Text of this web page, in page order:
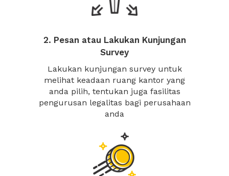
2. Pesan atau Lakukan Kunjungan
Survey
Lakukan kunjungan survey untuk
melihat keadaan ruang kantor yang
anda pilih, tentukan juga fasilitas
pengurusan legalitas bagi perusahaan
anda